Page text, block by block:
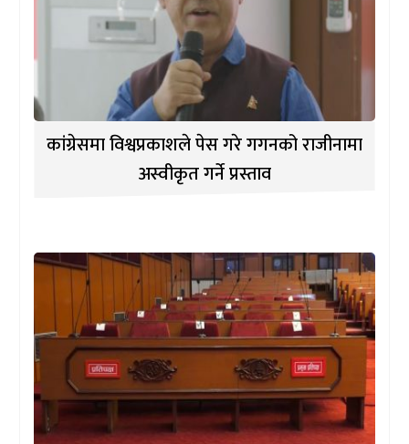
कांग्रेसमा विश्वप्रकाशले पेस गरे गगनको राजीनामा
अस्वीकृत गर्ने प्रस्ताव